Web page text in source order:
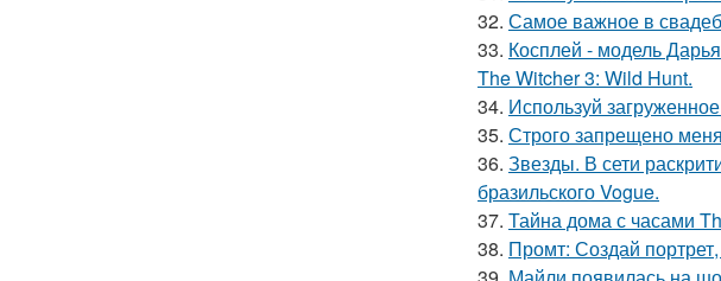
32. Самое важное в
33. Косплей - модель
The Witcher 3: Wild Hunt.
34. Используй
35. Строго запрещено
36. Звезды. В сети
бразильского Vogue.
37. Тайна дома с часами
38. Промт: Создай